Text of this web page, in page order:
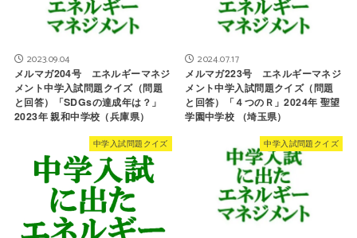
2023.09.04
メルマガ204号 エネルギーマネジ
メント中学入試問題クイズ（問題
と回答）「SDGsの達成年は？」
2023年 親和中学校（兵庫県）
2024.07.17
メルマガ223号 エネルギーマネジ
メント中学入試問題クイズ（問題
と回答）「４つのＲ」2024年 聖望
学園中学校 （埼玉県）
中学入試問題クイズ 中学入試問題クイズ